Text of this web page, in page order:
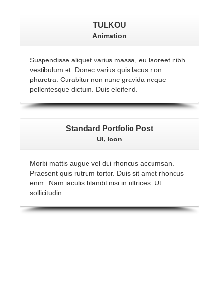
TULKOU
Animation
Suspendisse aliquet varius massa, eu laoreet nibh
vestibulum et. Donec varius quis lacus non
pharetra. Curabitur non nunc gravida neque
pellentesque dictum. Duis eleifend.
Standard Portfolio Post
UI, Icon
Morbi mattis augue vel dui rhoncus accumsan.
Praesent quis rutrum tortor. Duis sit amet rhoncus
enim. Nam iaculis blandit nisi in ultrices. Ut
sollicitudin.